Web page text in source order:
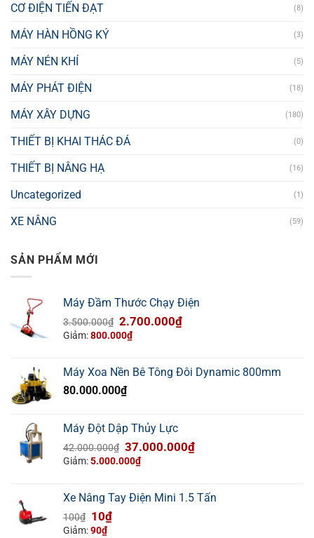
CƠ ĐIỆN TIẾN ĐẠT (8)
MÁY HÀN HỒNG KÝ (3)
MÁY NÉN KHÍ (5)
MÁY PHÁT ĐIỆN (18)
MÁY XÂY DỰNG (180)
THIẾT BỊ KHAI THÁC ĐÁ (0)
THIẾT BỊ NÂNG HẠ (16)
Uncategorized (1)
XE NÂNG (59)
SẢN PHẨM MỚI
Máy Đầm Thước Chạy Điện
3.500.000₫ Giá
gốc
3.500.000₫.
2.700.000₫Giá
là:
2.700.000₫.
Giảm:800.000₫
Máy Xoa Nền Bê Tông Đôi Dynamic 800mm
80.000.000₫
Máy Đột Dập Thủy Lực
42.000.000₫ Giá
gốc
42.000.000₫.
37.000.000₫Giá
là:
37.000.000₫.
Giảm:5.000.000₫
Xe Nâng Tay Điện Mini 1.5 Tấn
100₫ Giá
gốc
10₫Giá
Giảm:90₫